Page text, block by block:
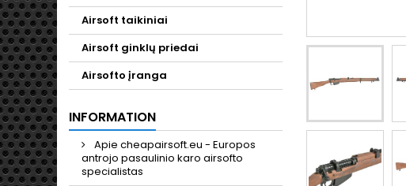
Airsoft taikiniai
Airsoft ginklų priedai
Airsofto įranga
INFORMATION
Apie cheapairsoft.eu - Europos
antrojo pasaulinio karo airsofto
specialistas